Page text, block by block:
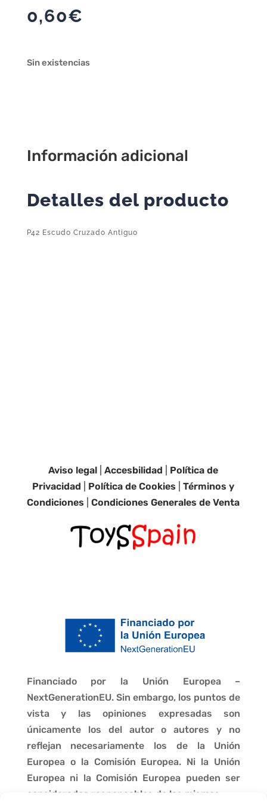
0,60€
Sin existencias
Información adicional
Detalles del producto
P42 Escudo Cruzado Antiguo
Aviso legal |Accesbilidad
Política de
Privacidad
Política de Cookies |Términos y
Condiciones |Condiciones Generales de Venta
Financiado por la Unión Europea –
NextGenerationEU. Sin embargo, los puntos de
vista y las opiniones expresadas son
únicamente los del autor o autores y no
reflejan necesariamente los de la Unión
Europea o la Comisión Europea. Ni la Unión
Europea ni la Comisión Europea pueden ser
consideradas responsables de las mismas.